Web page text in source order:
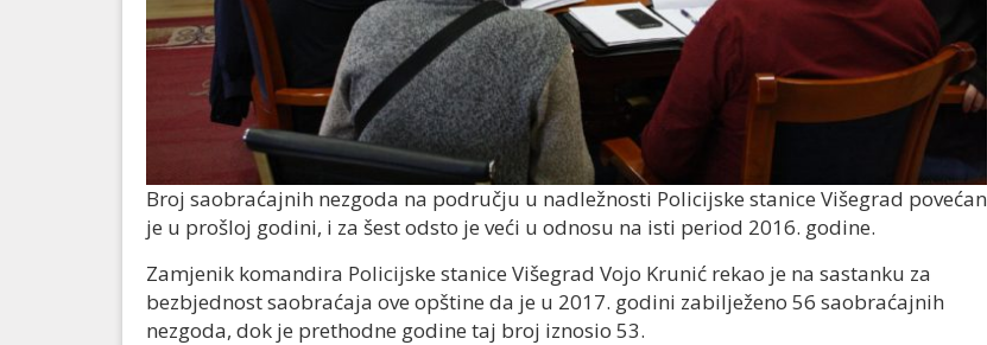
Broj saobraćajnih nezgoda na području u nadležnosti Policijske stanice Višegrad povećan
je u prošloj godini, i za šest odsto je veći u odnosu na isti period 2016. godine.
Zamjenik komandira Policijske stanice Višegrad Vojo Krunić rekao je na sastanku za
bezbjednost saobraćaja ove opštine da je u 2017. godini zabilježeno 56 saobraćajnih
nezgoda, dok je prethodne godine taj broj iznosio 53.